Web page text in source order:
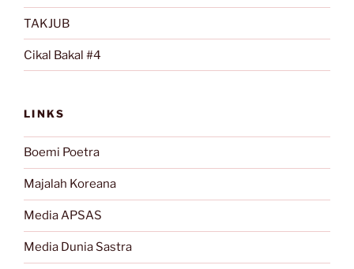
TAKJUB
Cikal Bakal #4
LINKS
Boemi Poetra
Majalah Koreana
Media APSAS
Media Dunia Sastra